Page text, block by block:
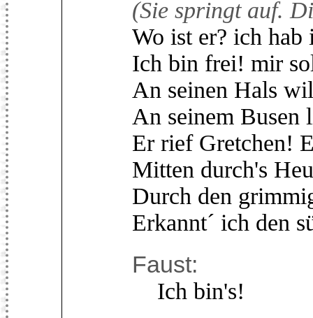
(Sie springt auf.
Wo ist er? ich hab
Ich bin frei! mir
An seinen Hals
An seinem Busen
Er rief Gretchen!
Mitten durch's
Durch den
Erkannt´ ich den
Faust:
Ich bin's!